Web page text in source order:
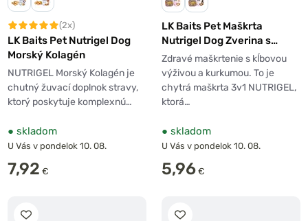
(2x)
LK Baits Pet Nutrigel Dog
Morský Kolagén
NUTRIGEL Morský Kolagén je
chutný žuvací doplnok stravy,
ktorý poskytuje komplexnú…
● skladom
U Vás v pondelok 10. 08.
7,92 €
LK Baits Pet Maškrta
Nutrigel Dog Zverina s
Kĺbovou Výživou a
Kurkumou
Zdravé maškrtenie s kĺbovou
výživou a kurkumou. To je
chytrá maškrta 3v1 NUTRIGEL,
ktorá…
● skladom
U Vás v pondelok 10. 08.
5,96 €